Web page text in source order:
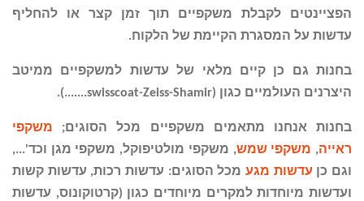
הפציינטים לקבלת משקפיים תוך זמן קצר או להחליף
עדשות על המסגרת הקיימת של הלקוח.
בחנות גם כן קיים מלאי של עדשות למשקפיים ממיטב
היצרנים העולמיים כגון (swisscoat-Zeiss-Shamir.......).
בחנות אנחנו מתאמים משקפיים מכל הסוגים; משקפי
ראייה, משקפי שמש, משקפי מולטיפוקל, משקפי מגן וכד'...,
וגם כן עדשות מגע מכל הסוגים: עדשות רכות, עדשות קשות
ועדשות מיוחדות למקרים מיוחדים כגון (קרטוקונוס, עדשות